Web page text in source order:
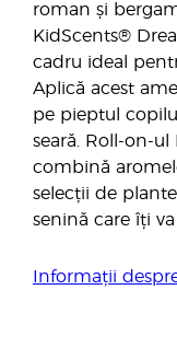
roman și
KidScents®
cadru ideal
Aplică acest
pe pieptul
seară. Roll-on-ul
combină
selecții de
senină care îți
Informații